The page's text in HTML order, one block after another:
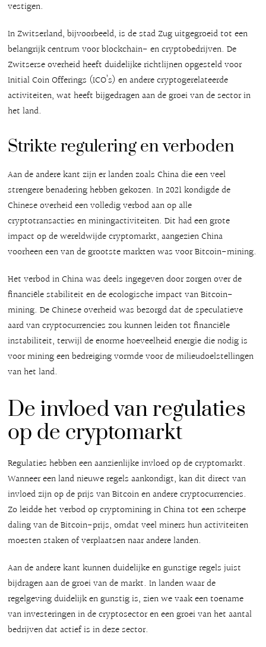
vestigen.
In Zwitserland, bijvoorbeeld, is de stad Zug uitgegroeid tot een
belangrijk centrum voor blockchain- en cryptobedrijven. De
Zwitserse overheid heeft duidelijke richtlijnen opgesteld voor
Initial Coin Offerings (ICO’s) en andere cryptogerelateerde
activiteiten, wat heeft bijgedragen aan de groei van de sector in
het land.
Strikte regulering en verboden
Aan de andere kant zijn er landen zoals China die een veel
strengere benadering hebben gekozen. In 2021 kondigde de
Chinese overheid een volledig verbod aan op alle
cryptotransacties en miningactiviteiten. Dit had een grote
impact op de wereldwijde cryptomarkt, aangezien China
voorheen een van de grootste markten was voor Bitcoin-mining.
Het verbod in China was deels ingegeven door zorgen over de
financiële stabiliteit en de ecologische impact van Bitcoin-
mining. De Chinese overheid was bezorgd dat de speculatieve
aard van cryptocurrencies zou kunnen leiden tot financiële
instabiliteit, terwijl de enorme hoeveelheid energie die nodig is
voor mining een bedreiging vormde voor de milieudoelstellingen
van het land.
De invloed van regulaties
op de cryptomarkt
Regulaties hebben een aanzienlijke invloed op de cryptomarkt.
Wanneer een land nieuwe regels aankondigt, kan dit direct van
invloed zijn op de prijs van Bitcoin en andere cryptocurrencies.
Zo leidde het verbod op cryptomining in China tot een scherpe
daling van de Bitcoin-prijs, omdat veel miners hun activiteiten
moesten staken of verplaatsen naar andere landen.
Aan de andere kant kunnen duidelijke en gunstige regels juist
bijdragen aan de groei van de markt. In landen waar de
regelgeving duidelijk en gunstig is, zien we vaak een toename
van investeringen in de cryptosector en een groei van het aantal
bedrijven dat actief is in deze sector.